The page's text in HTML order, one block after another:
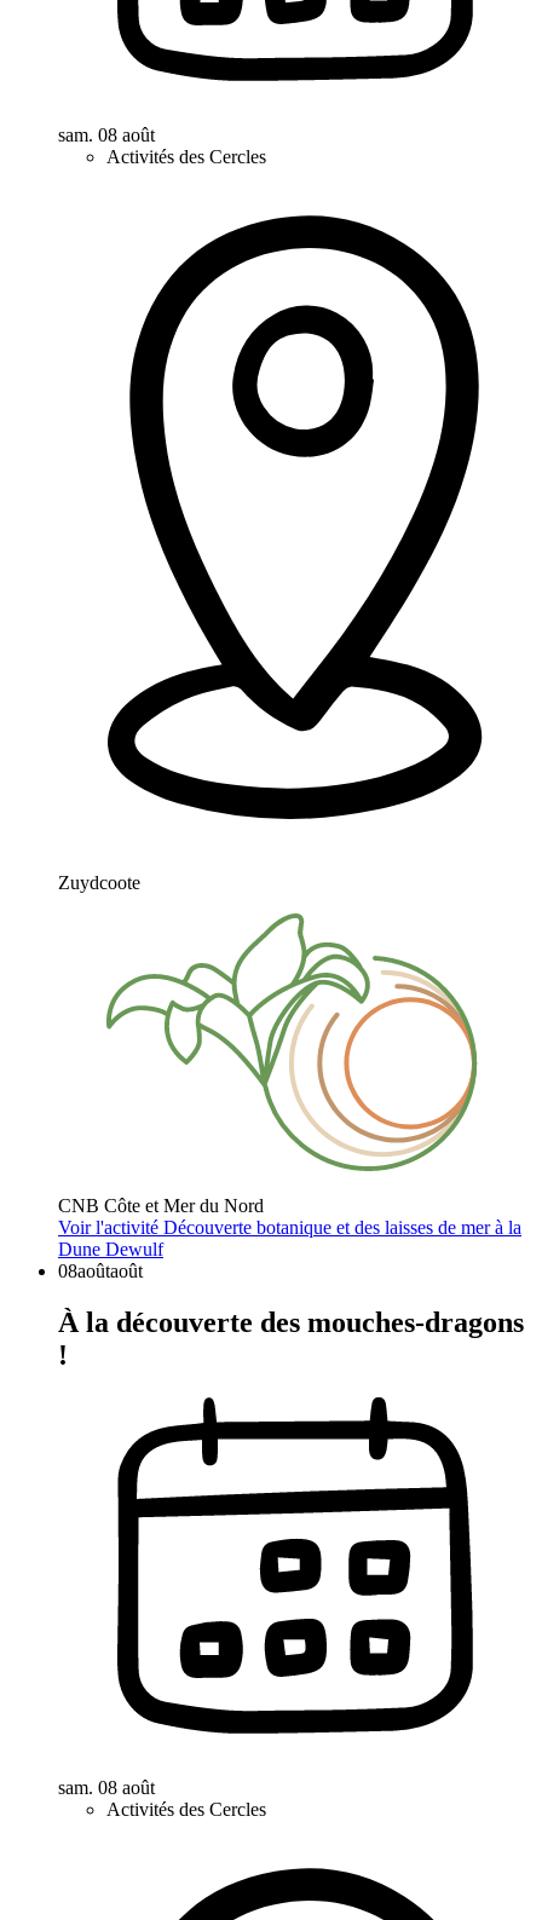
sam. 08 août
Activités des Cercles
Zuydcoote
CNB Côte et Mer du Nord
Voir l'activité Découverte botanique et des laisses de mer à la
Dune Dewulf
08aoûtaoût
À la découverte des mouches-dragons
!
sam. 08 août
Activités des Cercles